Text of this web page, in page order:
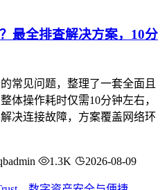
最全排查解决方案，10分
常见问题，整理了一套全面且
体操作耗时仅需10分钟左右，
决连接故障，方案覆盖网络环
1.3K 2026-08-09